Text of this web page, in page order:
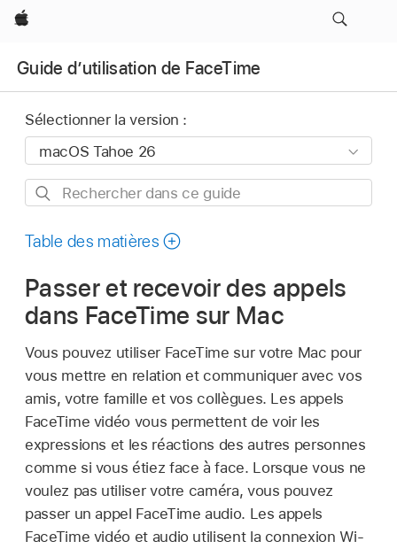
Apple
Guide d’utilisation de FaceTime
Sélectionner la version :
Rechercher
ce
Table des matières
Passer et recevoir des appels
dans FaceTime sur Mac
Vous pouvez utiliser FaceTime sur votre Mac pour
vous mettre en relation et communiquer avec vos
amis, votre famille et vos collègues. Les appels
FaceTime vidéo vous permettent de voir les
expressions et les réactions des autres personnes
comme si vous étiez face à face. Lorsque vous ne
voulez pas utiliser votre caméra, vous pouvez
passer un appel FaceTime audio. Les appels
FaceTime vidéo et audio utilisent la connexion Wi-